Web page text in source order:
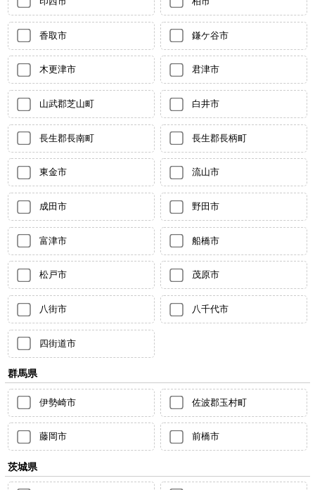
香取市 鎌ケ谷市
木更津市 君津市
山武郡芝山町 白井市
長生郡長南町 長生郡長柄町
東金市 流山市
成田市 野田市
富津市 船橋市
松戸市 茂原市
八街市 八千代市
四街道市
群馬県
伊勢崎市 佐波郡玉村町
藤岡市 前橋市
茨城県